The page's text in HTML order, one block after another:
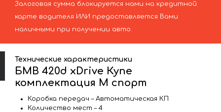
Залоговая сумма блокируется нами на кредитной
карте водителя ИЛИ предоставляется Вами
наличными при получении авто.
Технические характеристики
БМВ 420d xDrive Купе
комплектация М спорт
Коробка передач – Автоматическая КП
Количество мест – 4